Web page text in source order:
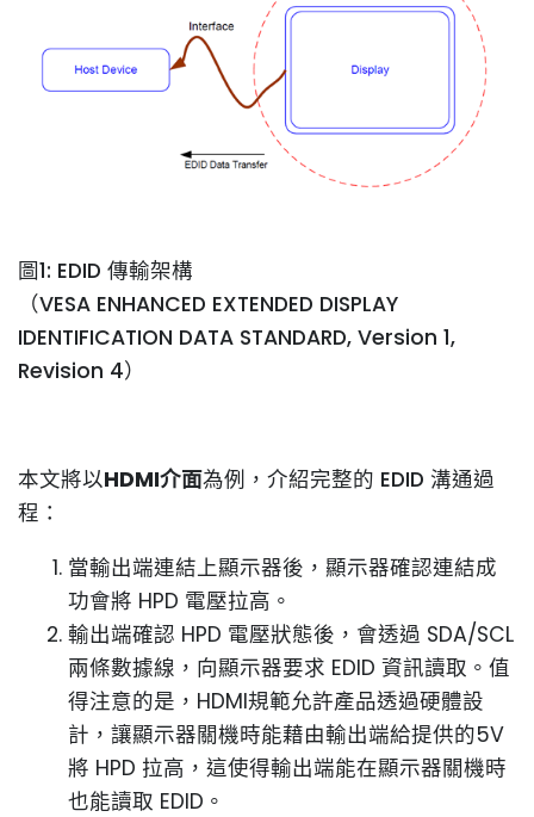
圖1: EDID 傳輸架構
（VESA ENHANCED EXTENDED DISPLAY
IDENTIFICATION DATA STANDARD, Version 1,
Revision 4）
本文將以HDMI介面為例，介紹完整的 EDID 溝通過
程：
當輸出端連結上顯示器後，顯示器確認連結成
功會將 HPD 電壓拉高。
輸出端確認 HPD 電壓狀態後，會透過 SDA/SCL
兩條數據線，向顯示器要求 EDID 資訊讀取。值
得注意的是，HDMI規範允許產品透過硬體設
計，讓顯示器關機時能藉由輸出端給提供的5V
將 HPD 拉高，這使得輸出端能在顯示器關機時
也能讀取 EDID。